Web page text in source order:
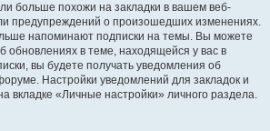
больше похожи на закладки в вашем веб-
предупреждений о произошедших изменениях.
напоминают подписки на темы. Вы можете
обновлениях в теме, находящейся у вас в
вы будете получать уведомления об
Настройки уведомлений для закладок и
вкладке «Личные настройки» личного раздела.